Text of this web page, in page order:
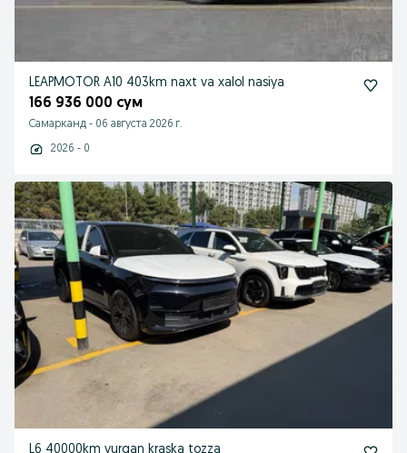
LEAPMOTOR A10 403km naxt va xalol nasiya
166 936 000 сум
Самарканд - 06 августа 2026 г.
2026 - 0
L6 40000km yurgan kraska tozza